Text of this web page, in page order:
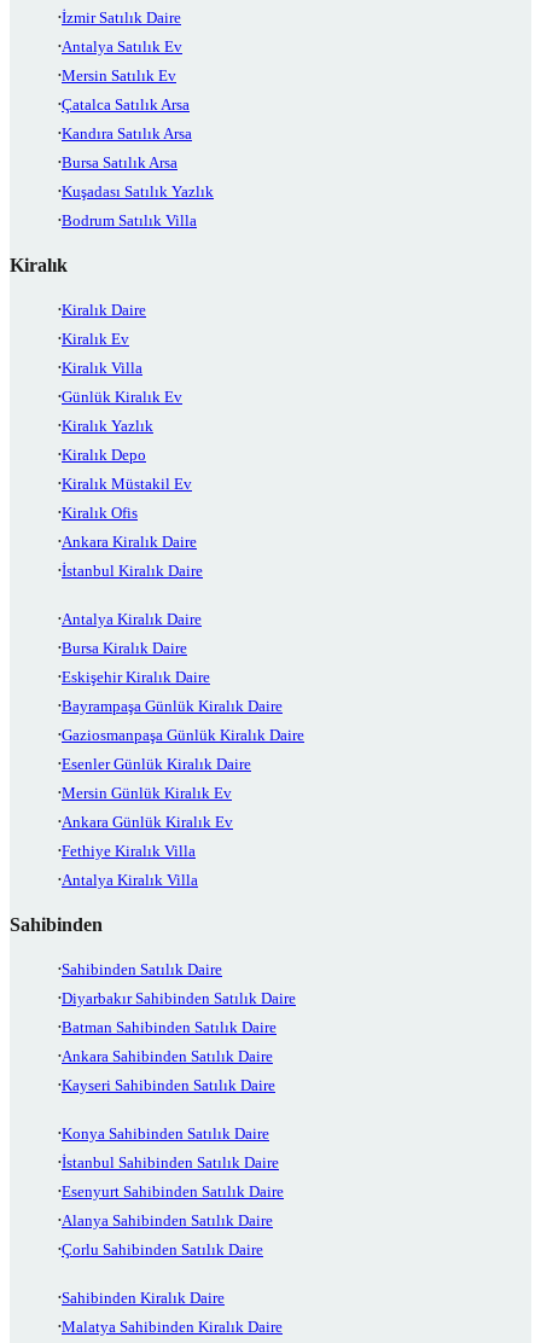
İzmir Satılık Daire
Antalya Satılık Ev
Mersin Satılık Ev
Çatalca Satılık Arsa
Kandıra Satılık Arsa
Bursa Satılık Arsa
Kuşadası Satılık Yazlık
Bodrum Satılık Villa
Kiralık
Kiralık Daire
Kiralık Ev
Kiralık Villa
Günlük Kiralık Ev
Kiralık Yazlık
Kiralık Depo
Kiralık Müstakil Ev
Kiralık Ofis
Ankara Kiralık Daire
İstanbul Kiralık Daire
Antalya Kiralık Daire
Bursa Kiralık Daire
Eskişehir Kiralık Daire
Bayrampaşa Günlük Kiralık Daire
Gaziosmanpaşa Günlük Kiralık Daire
Esenler Günlük Kiralık Daire
Mersin Günlük Kiralık Ev
Ankara Günlük Kiralık Ev
Fethiye Kiralık Villa
Antalya Kiralık Villa
Sahibinden
Sahibinden Satılık Daire
Diyarbakır Sahibinden Satılık Daire
Batman Sahibinden Satılık Daire
Ankara Sahibinden Satılık Daire
Kayseri Sahibinden Satılık Daire
Konya Sahibinden Satılık Daire
İstanbul Sahibinden Satılık Daire
Esenyurt Sahibinden Satılık Daire
Alanya Sahibinden Satılık Daire
Çorlu Sahibinden Satılık Daire
Sahibinden Kiralık Daire
Malatya Sahibinden Kiralık Daire